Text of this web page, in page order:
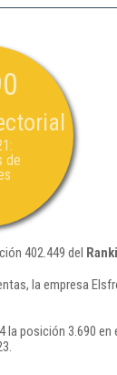
de
402.449 del
la empresa
la posición 3.690 en